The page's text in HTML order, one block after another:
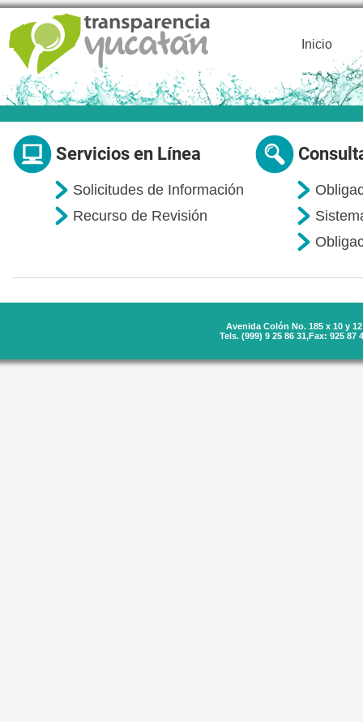
Inicio
Servicios en Línea
Solicitudes de Información
Recurso de Revisión
Avenida Colón No. 185 x 10 y
Tels. (999) 9 25 86 31,Fax: 925